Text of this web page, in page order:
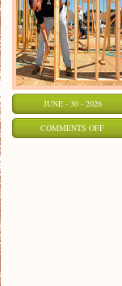
JUNE - 30 - 2026
COMMENTS OFFON